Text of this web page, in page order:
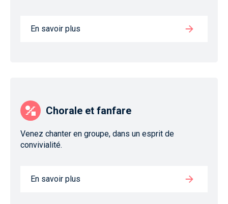
En savoir plus
Chorale et fanfare
Venez chanter en groupe, dans un esprit de
convivialité.
En savoir plus